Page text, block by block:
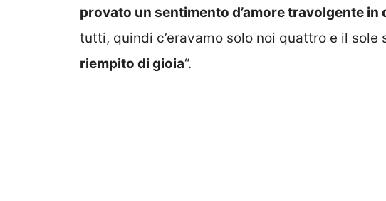
provato un sentimento d’amore travolgente in
tutti, quindi c’eravamo solo noi quattro e il
riempito di gioia“.